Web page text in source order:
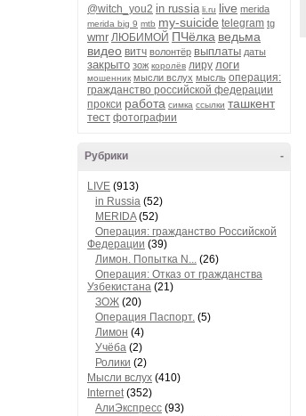
@witch_you2 in russia li.ru live merida
merida big 9 mtb my-suicide telegram tg
wmr ЛЮБИМОЙ ПЧёлка ведьма
видео витч волонтёр выплаты даты
закрыто зож королёв лиру логи
мошенник мысли вслух мысль операция:
гражданство российской федерации
прокси работа симка ссылки ташкент
тест фотографии
-
Рубрики
LIVE (913)
in Russia (52)
MERIDA(52)
Операция: гражданство Российской
Федерации (39)
Лимон. Попытка N... (26)
Операция: Отказ от гражданства
Узбекистана (21)
ЗОЖ (20)
Операция Паспорт. (5)
Лимон (4)
Учёба (2)
Ролики (2)
Мысли вслух (410)
Internet(352)
АлиЭкспресс (93)